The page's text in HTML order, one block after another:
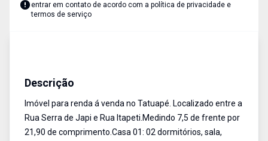
entrar em contato de acordo com a política de privacidade e
termos de serviço
Descrição
Imóvel para renda á venda no Tatuapé. Localizado entre a
Rua Serra de Japi e Rua Itapeti.Medindo 7,5 de frente por
21,90 de comprimento.Casa 01: 02 dormitórios, sala,